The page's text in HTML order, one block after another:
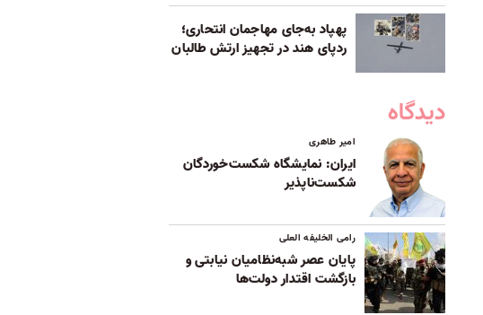
پهپاد به‌جای مهاجمان انتحاری؛
ردپای هند در تجهیز ارتش طالبان
دیدگاه
امیر طاهری
ایران: نمایشگاه شکست‌خوردگان
شکست‌ناپذیر
رامی الخلیفه العلی
پایان عصر شبه‌نظامیان نیابتی و
بازگشت اقتدار دولت‌ها